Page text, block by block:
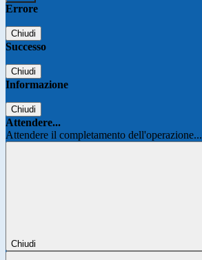
Errore
Chiudi
Successo
Chiudi
Informazione
Chiudi
Attendere...
Attendere il completamento dell'operazione...
Chiudi